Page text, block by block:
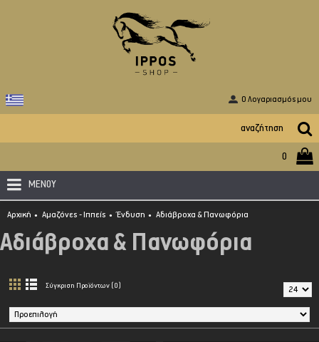
0
O Λογαριασμός μου
ΜΕΝΟΥ
Αρχική Αμαζόνες - Ιππείς Ένδυση Αδιάβροχα & Πανωφόρια
Αδιάβροχα & Πανωφόρια
Σύγκριση Προϊόντων (0)